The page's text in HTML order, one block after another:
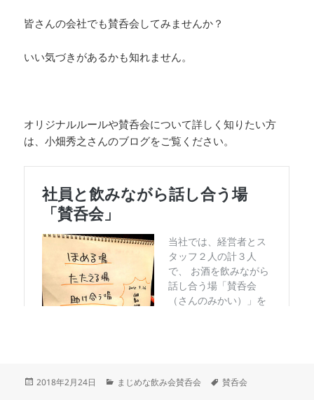
皆さんの会社でも賛呑会してみませんか？
いい気づきがあるかも知れません。
オリジナルルールや賛呑会について詳しく知りたい方
は、小畑秀之さんのブログをご覧ください。
投
2018年2月24日
カ
まじめな飲み会賛呑会
タ
賛呑会